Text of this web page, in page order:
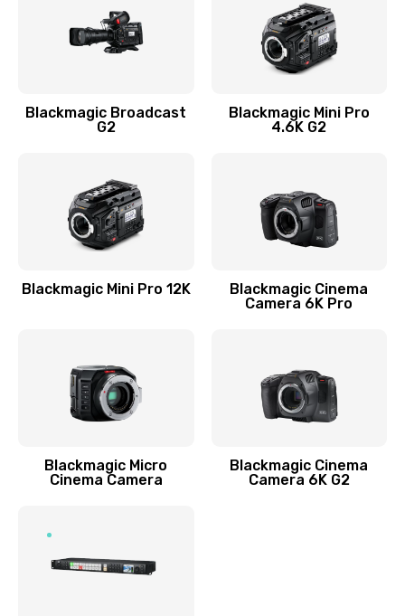
Blackmagic Broadcast
G2
Blackmagic Mini Pro
4.6K G2
Blackmagic Mini Pro 12K
Blackmagic Cinema
Camera 6K Pro
Blackmagic Micro
Cinema Camera
Blackmagic Cinema
Camera 6K G2